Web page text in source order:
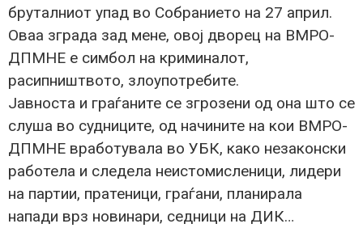
бруталниот упад во Собранието на 27 април.
Оваа зграда зад мене, овој дворец на ВМРО-
ДПМНЕ е симбол на криминалот,
расипништвото, злоупотребите.
Јавноста и граѓаните се згрозени од она што се
слуша во судниците, од начините на кои ВМРО-
ДПМНЕ вработувала во УБК, како незаконски
работела и следела неистомисленици, лидери
на партии, пратеници, граѓани, планирала
напади врз новинари, седници на ДИК…